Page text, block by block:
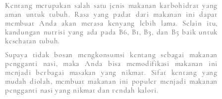
Kentang merupakan salah satu jenis makanan karbohidrat yang
aman untuk tubuh. Rasa yang padat dari makanan ini dapat
membuat Anda akan merasa kenyang lebih lama. Selain itu,
kandungan nutrisi yang ada pada B6, B1, B3, dan B5 baik untuk
kesehatan tubuh.
Supaya tidak bosan mengkonsumsi kentang sebagai makanan
pengganti nasi, maka Anda bisa memodifikasi makanan ini
menjadi berbagai masakan yang nikmat. Sifat kentang yang
mudah diolah, membuat makanan ini populer menjadi makanan
pengganti nasi yang nikmat dan rendah kalori.